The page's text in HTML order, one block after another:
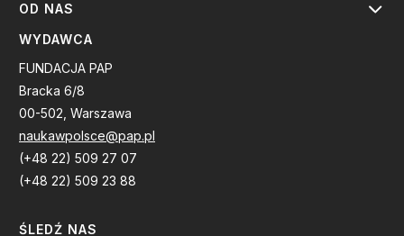
OD NAS
WYDAWCA
FUNDACJA PAP
Bracka 6/8
00-502, Warszawa
naukawpolsce@pap.pl
(+48 22) 509 27 07
(+48 22) 509 23 88
ŚLEDŹ NAS